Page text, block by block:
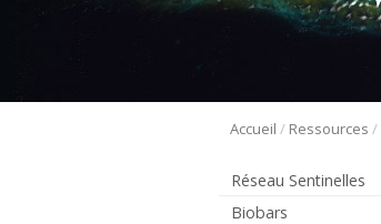
Accueil / Ressources /
Réseau Sentinelles
Biobars